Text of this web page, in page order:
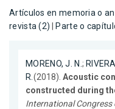
Artículos en memoria o
revista (2)
Parte o
MORENO, J. N. ;
R. (2018). Acoustic
constructed during
International